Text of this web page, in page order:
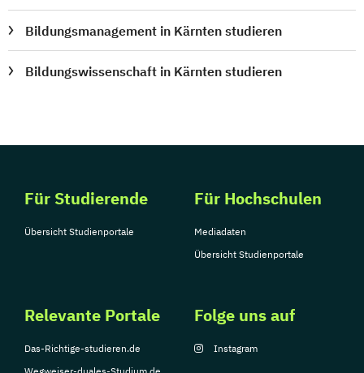
Bildungsmanagement in Kärnten studieren
Bildungswissenschaft in Kärnten studieren
Für Studierende
Übersicht Studienportale
Für Hochschulen
Mediadaten
Übersicht Studienportale
Relevante Portale
Das-Richtige-studieren.de
Folge uns auf
Instagram